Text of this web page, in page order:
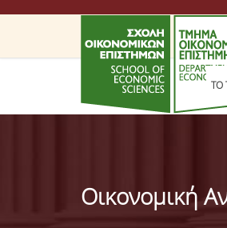
ΤΟ
Οικονομική